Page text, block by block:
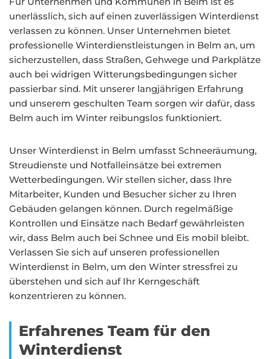
unerlässlich, sich auf einen zuverlässigen Winterdienst
verlassen zu können. Unser Unternehmen bietet
professionelle Winterdienstleistungen in Belm an, um
sicherzustellen, dass Straßen, Gehwege und Parkplätze
auch bei widrigen Witterungsbedingungen sicher
passierbar sind. Mit unserer langjährigen Erfahrung
und unserem geschulten Team sorgen wir dafür, dass
Belm auch im Winter reibungslos funktioniert.
Unser Winterdienst in Belm umfasst Schneeräumung,
Streudienste und Notfalleinsätze bei extremen
Wetterbedingungen. Wir stellen sicher, dass Ihre
Mitarbeiter, Kunden und Besucher sicher zu Ihren
Gebäuden gelangen können. Durch regelmäßige
Kontrollen und Einsätze nach Bedarf gewährleisten
wir, dass Belm auch bei Schnee und Eis mobil bleibt.
Verlassen Sie sich auf unseren professionellen
Winterdienst in Belm, um den Winter stressfrei zu
überstehen und sich auf Ihr Kerngeschäft
konzentrieren zu können.
Erfahrenes Team für den
Winterdienst